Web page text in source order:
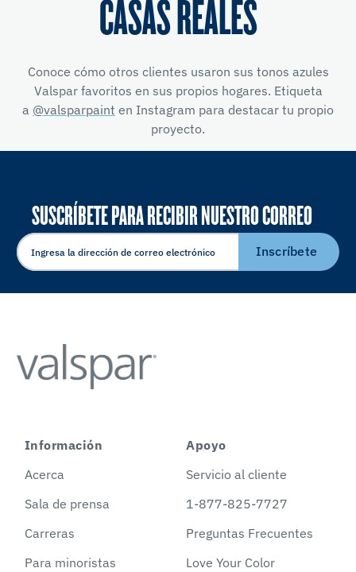
CASAS REALES
Conoce cómo otros clientes usaron sus tonos azules
Valspar favoritos en sus propios hogares. Etiqueta
a @valsparpaint en Instagram para destacar tu propio
proyecto.
SUSCRÍBETE PARA RECIBIR NUESTRO CORREO
ELECTRÓNICO
Inscríbete
Información
Acerca
Sala de prensa
Carreras
Para minoristas
Apoyo
Servicio al cliente
1-877-825-7727
Preguntas Frecuentes
Love Your Color